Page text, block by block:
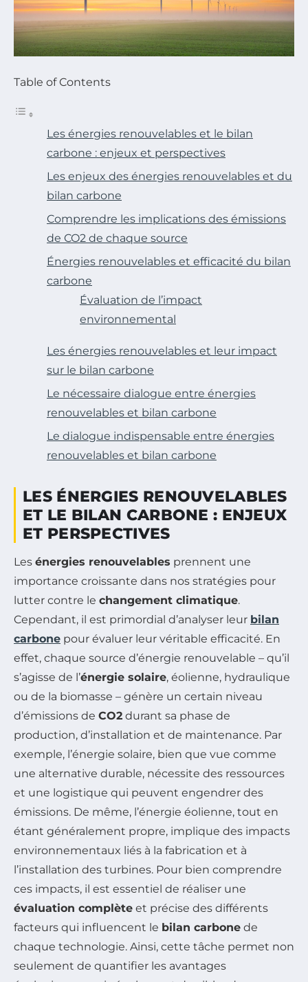
Table of Contents
Les énergies renouvelables et le bilan
carbone : enjeux et perspectives
Les enjeux des énergies renouvelables et du
bilan carbone
Comprendre les implications des émissions
de CO2 de chaque source
Énergies renouvelables et efficacité du bilan
carbone
Évaluation de l’impact
environnemental
Les énergies renouvelables et leur impact
sur le bilan carbone
Le nécessaire dialogue entre énergies
renouvelables et bilan carbone
Le dialogue indispensable entre énergies
renouvelables et bilan carbone
LES ÉNERGIES RENOUVELABLES
ET LE BILAN CARBONE : ENJEUX
ET PERSPECTIVES
Les énergies renouvelables prennent une
importance croissante dans nos stratégies pour
lutter contre le changement climatique.
Cependant, il est primordial d’analyser leur bilan
carbone pour évaluer leur véritable efficacité. En
effet, chaque source d’énergie renouvelable – qu’il
s’agisse de l’énergie solaire, éolienne, hydraulique
ou de la biomasse – génère un certain niveau
d’émissions de CO2 durant sa phase de
production, d’installation et de maintenance. Par
exemple, l’énergie solaire, bien que vue comme
une alternative durable, nécessite des ressources
et une logistique qui peuvent engendrer des
émissions. De même, l’énergie éolienne, tout en
étant généralement propre, implique des impacts
environnementaux liés à la fabrication et à
l’installation des turbines. Pour bien comprendre
ces impacts, il est essentiel de réaliser une
évaluation complète et précise des différents
facteurs qui influencent le bilan carbone de
chaque technologie. Ainsi, cette tâche permet non
seulement de quantifier les avantages